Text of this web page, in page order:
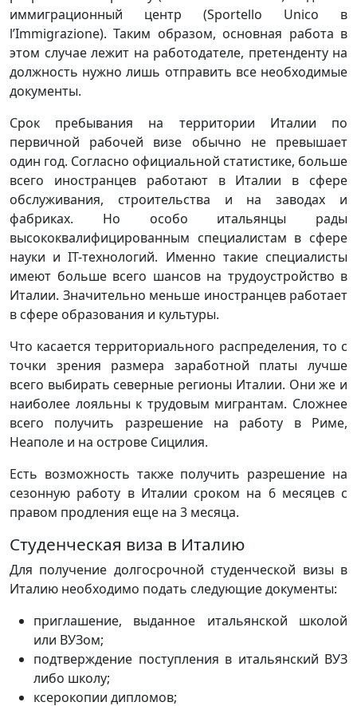
иммиграционный центр (Sportello Unico в
l’Immigrazione). Таким образом, основная работа в
этом случае лежит на работодателе, претенденту на
должность нужно лишь отправить все необходимые
документы.
Срок пребывания на территории Италии по
первичной рабочей визе обычно не превышает
один год. Согласно официальной статистике, больше
всего иностранцев работают в Италии в сфере
обслуживания, строительства и на заводах и
фабриках. Но особо итальянцы рады
высококвалифицированным специалистам в сфере
науки и IT-технологий. Именно такие специалисты
имеют больше всего шансов на трудоустройство в
Италии. Значительно меньше иностранцев работает
в сфере образования и культуры.
Что касается территориального распределения, то с
точки зрения размера заработной платы лучше
всего выбирать северные регионы Италии. Они же и
наиболее лояльны к трудовым мигрантам. Сложнее
всего получить разрешение на работу в Риме,
Неаполе и на острове Сицилия.
Есть возможность также получить разрешение на
сезонную работу в Италии сроком на 6 месяцев с
правом продления еще на 3 месяца.
Студенческая виза в Италию
Для получение долгосрочной студенческой визы в
Италию необходимо подать следующие документы:
приглашение, выданное итальянской школой
или ВУЗом;
подтверждение поступления в итальянский ВУЗ
либо школу;
ксерокопии дипломов;